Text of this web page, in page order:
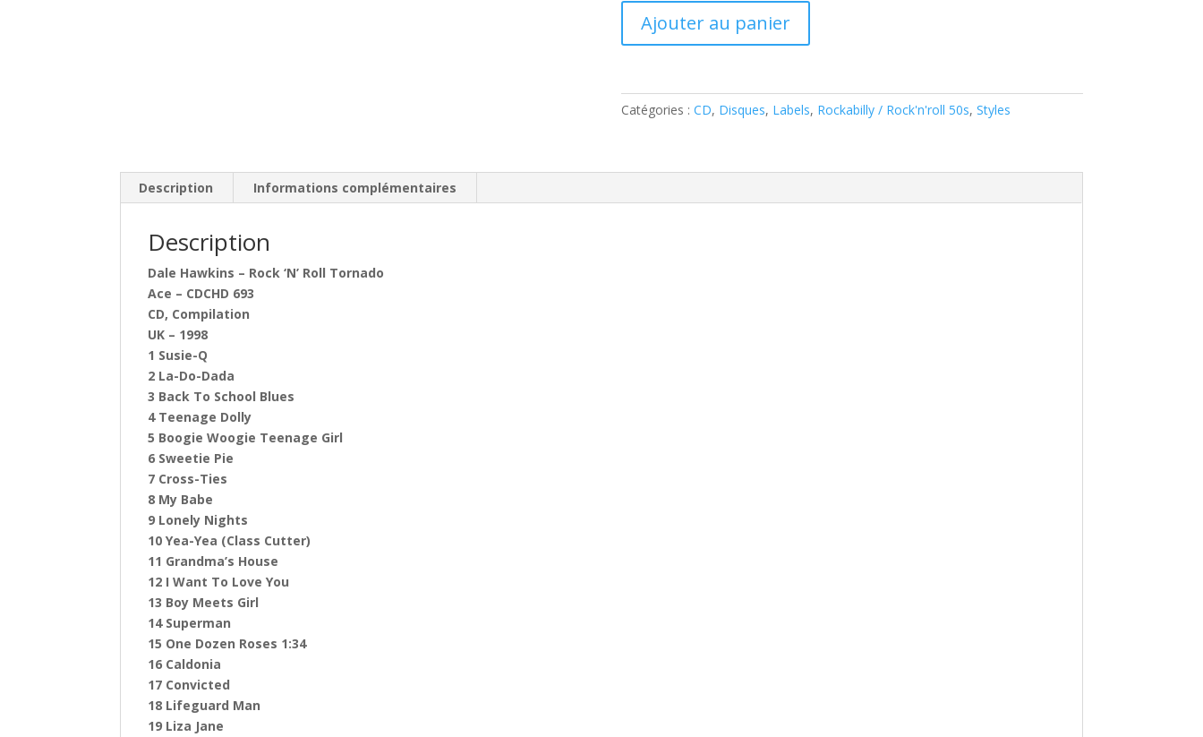
Dale
-
Rock
Tornado
Ajouter au panier
Catégories : CD, Disques, Labels, Rockabilly / Rock'n'roll 50s, Styles
Description Informations complémentaires
Description
Dale Hawkins – Rock ‘N’ Roll Tornado
Ace – CDCHD 693
CD, Compilation
UK – 1998
1 Susie-Q
2 La-Do-Dada
3 Back To School Blues
4 Teenage Dolly
5 Boogie Woogie Teenage Girl
6 Sweetie Pie
7 Cross-Ties
8 My Babe
9 Lonely Nights
10 Yea-Yea (Class Cutter)
11 Grandma’s House
12 I Want To Love You
13 Boy Meets Girl
14 Superman
15 One Dozen Roses 1:34
16 Caldonia
17 Convicted
18 Lifeguard Man
19 Liza Jane